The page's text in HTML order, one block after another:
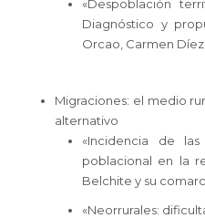
«Despoblación
Diagnóstico y
Orcao, Carmen
Migraciones: el medio
alternativo
«Incidencia de
poblacional en la
Belchite y su
«Neorrurales: